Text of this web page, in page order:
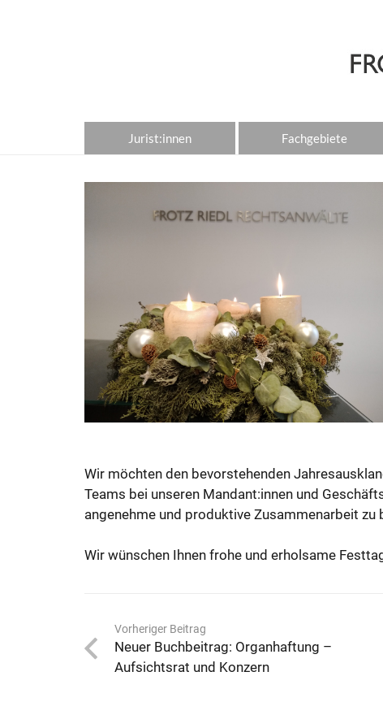
Jurist:innen Fachgebiete
Wir möchten den bevorstehenden
Teams bei unseren Mandant:innen und
angenehme und produktive Zusammenarbeit zu
Wir wünschen Ihnen frohe und erholsame
Vorheriger Beitrag
Neuer Buchbeitrag: Organhaftung –
Aufsichtsrat und Konzern